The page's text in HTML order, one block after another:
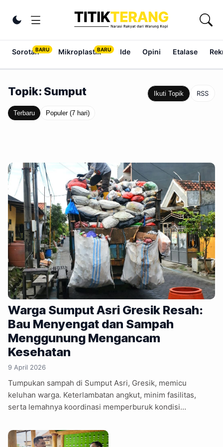
Ubah tema
Sorotan Mikroplastik Ide Opini Etalase
Topik: Sumput Ikuti Topik RSS
Terbaru Populer (7 hari)
Warga Sumput Asri Gresik Resah:
Bau Menyengat dan Sampah
Menggunung Mengancam
Kesehatan
9 April 2026
Tumpukan sampah di Sumput Asri, Gresik, memicu
keluhan warga. Keterlambatan angkut, minim fasilitas,
serta lemahnya koordinasi memperburuk kondisi
Permasalahan sampah kembali mencuat di lingkungan
Sumput Asri, Desa Sumput, Kecamatan Driyorejo,